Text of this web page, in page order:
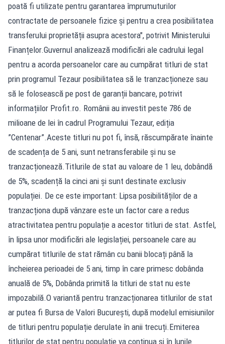
poată fi utilizate pentru garantarea împrumuturilor
contractate de persoanele fizice și pentru a crea posibilitatea
transferului proprietății asupra acestora", potrivit Ministerului
Finanțelor.Guvernul analizează modificări ale cadrului legal
pentru a acorda persoanelor care au cumpărat titluri de stat
prin programul Tezaur posibilitatea să le tranzacționeze sau
să le folosească pe post de garanții bancare, potrivit
informațiilor Profit.ro. Românii au investit peste 786 de
milioane de lei în cadrul Programului Tezaur, ediția
”Centenar”.Aceste titluri nu pot fi, însă, răscumpărate înainte
de scadența de 5 ani, sunt netransferabile și nu se
tranzacționează.Titlurile de stat au valoare de 1 leu, dobândă
de 5%, scadență la cinci ani și sunt destinate exclusiv
populației. De ce este important: Lipsa posibilităților de a
tranzacționa după vânzare este un factor care a redus
atractivitatea pentru populație a acestor titluri de stat. Astfel,
în lipsa unor modificări ale legislației, persoanele care au
cumpărat titlurile de stat rămân cu banii blocați până la
încheierea perioadei de 5 ani, timp în care primesc dobânda
anuală de 5%, Dobânda primită la titluri de stat nu este
impozabilă.O variantă pentru tranzacționarea titlurilor de stat
ar putea fi Bursa de Valori București, după modelul emisiunilor
de titluri pentru populație derulate în anii trecuți.Emiterea
titlurilor de stat pentru populație va continua și în lunile